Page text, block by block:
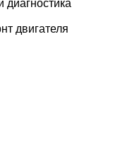
диагностика
двигателя